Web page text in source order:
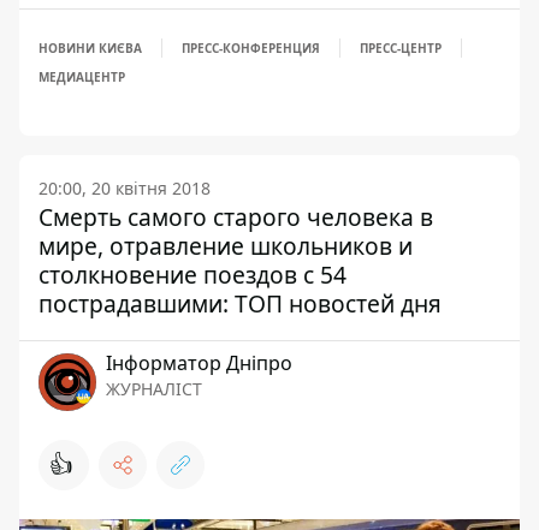
НОВИНИ КИЄВА ПРЕСС-КОНФЕРЕНЦИЯ
ПРЕСС-ЦЕНТР
МЕДИАЦЕНТР
20:00, 20 квітня 2018
Смерть самого старого человека в
мире, отравление школьников и
столкновение поездов с 54
пострадавшими: ТОП новостей дня
Інформатор Дніпро
ЖУРНАЛІСТ
👍